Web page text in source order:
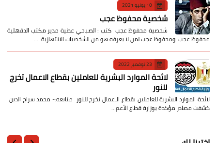
10 يونيو 2021
شخصية محفوظ عجب
شخصية محفوظ عجب كتب : الصباحي عطية مدير مكتب الدقهلية
محفوظ عجب ومحفوظ عجب لمن لا يعرفه هو من الشخصيات الانتهازية ا…
23 نوفمبر 2022
لائحة الموارد البشرية للعاملين بقطاع الاعمال تخرج
للنور
لائحة الموارد البشرية للعاملين بقطاع الاعمال تخرج للنور متابعه:- محمد سراج الدين
كشفت مصادر مؤكدة بوزارة قطاع الأعم…